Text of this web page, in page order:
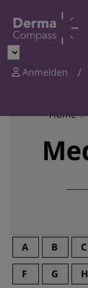
Anmelden
Home
A B C
F G H